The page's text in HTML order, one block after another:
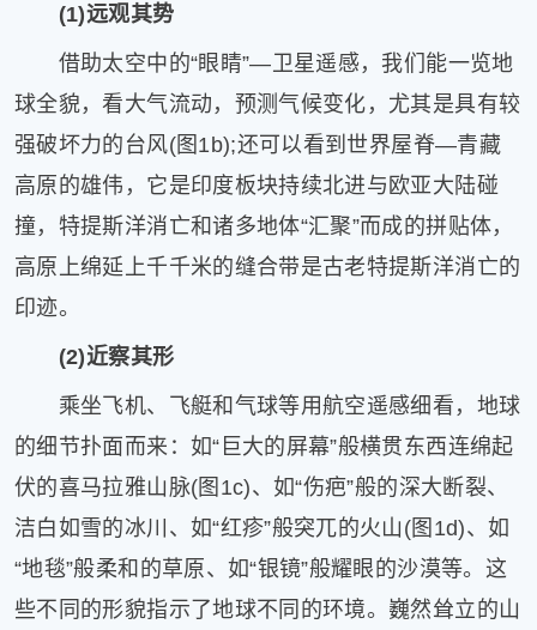
趣
问
答
图
片
动
更
(1)远观其势
借助太空中的“眼睛”—卫星遥感，我们能一览地
球全貌，看大气流动，预测气候变化，尤其是具有较
强破坏力的台风(图1b);还可以看到世界屋脊—青藏
高原的雄伟，它是印度板块持续北进与欧亚大陆碰
撞，特提斯洋消亡和诸多地体“汇聚”而成的拼贴体，
高原上绵延上千千米的缝合带是古老特提斯洋消亡的
印迹。
(2)近察其形
乘坐飞机、飞艇和气球等用航空遥感细看，地球
的细节扑面而来：如“巨大的屏幕”般横贯东西连绵起
伏的喜马拉雅山脉(图1c)、如“伤疤”般的深大断裂、
洁白如雪的冰川、如“红疹”般突兀的火山(图1d)、如
“地毯”般柔和的草原、如“银镜”般耀眼的沙漠等。这
些不同的形貌指示了地球不同的环境。巍然耸立的山